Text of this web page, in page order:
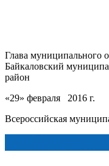
Глава муниципального
Байкаловский
район
«29» февраля 2016 г.
Всероссийская